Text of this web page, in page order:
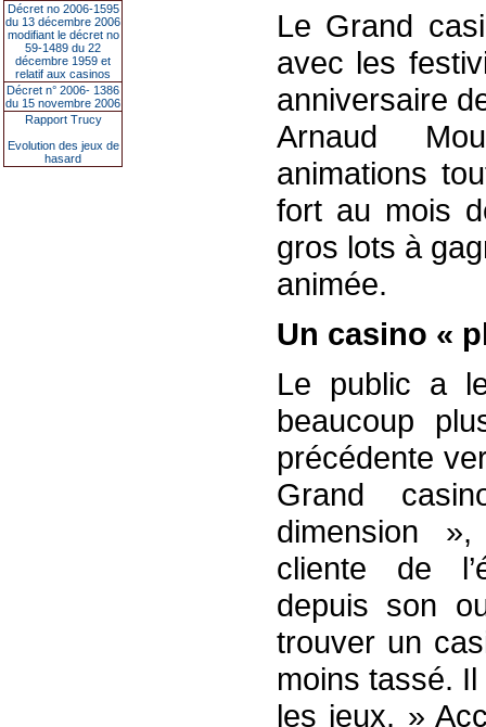
Décret no 2006-1595
du 13 décembre 2006
modifiant le décret no
59-1489 du 22
décembre 1959 et
relatif aux casinos
Décret n° 2006- 1386
du 15 novembre 2006
Rapport Trucy
Evolution des jeux de
hasard
Le Grand
avec les
anniversaire
Arnaud
animations
fort au mois
gros lots à
animée.
Un casino «
Le public a
beaucoup
précédente
Grand
dimension
cliente de
depuis son
trouver un
moins tassé.
les jeux. »